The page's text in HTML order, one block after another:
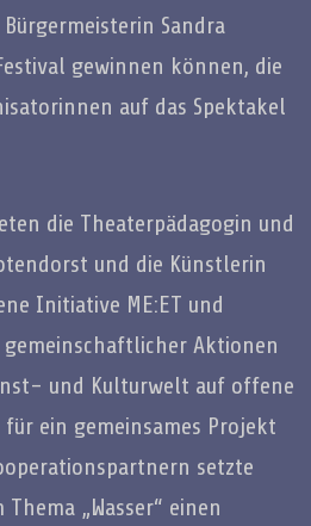
Sandra
gewinnen können, die
auf das Spektakel
die Theaterpädagogin und
und die Künstlerin
Initiative ME:ET und
Aktionen
und Kulturwelt auf offene
für ein gemeinsames Projekt
setzte
„Wasser“ einen